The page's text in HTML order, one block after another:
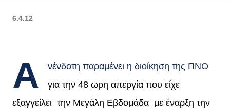
6.4.12
Α
νένδοτη παραμένει η διοίκηση της ΠΝΟ
για την 48 ωρη απεργία που είχε
εξαγγείλει την Μεγάλη Εβδομάδα με έναρξη την